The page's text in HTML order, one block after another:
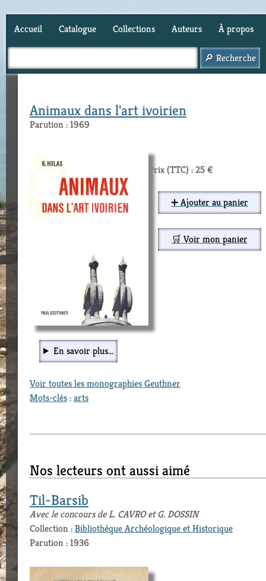
Accueil Catalogue Collections Auteurs À propos
Animaux dans l'art ivoirien
Parution : 1969
Prix (TTC) : 25 €
➕ Ajouter au panier
🛒 Voir mon panier
En savoir plus...
Voir toutes les monographies Geuthner
Mots-clés:arts
Nos lecteurs ont aussi aimé
Til-Barsib
Avec le concours de L. CAVRO et G. DOSSIN
Collection :Bibliothèque Archéologique et Historique
Parution : 1936